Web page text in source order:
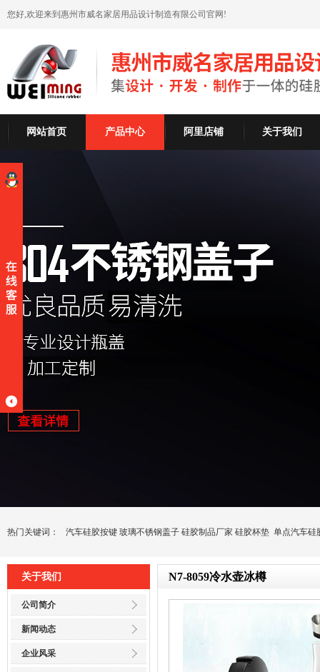
您好,欢迎来到惠州市威名家居用品设计制造有限公司官网!
网站首页 产品中心 阿里店铺 关于我们
热门关键词： 汽车硅胶按键 玻璃不锈钢盖子 硅胶制品厂家 硅胶杯垫 单点汽车硅
关于我们
公司简介
新闻动态
企业风采
N7-8059冷水壶冰樽